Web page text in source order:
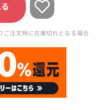
ご注文時に在庫切れとなる場合